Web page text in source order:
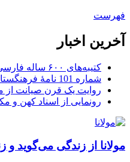
فهرست
آخرین اخبار
کتیبه‌های ۶۰۰ ساله فارسی در هندوستان
شماره 101 نامۀ فرهنگستان منتشر شد
روایت یک قرن صیانت از
رونمایی از اسناد کهن و
مولانا از زندگی می‌گوید